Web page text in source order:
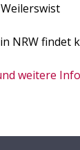
NRW findet
weitere